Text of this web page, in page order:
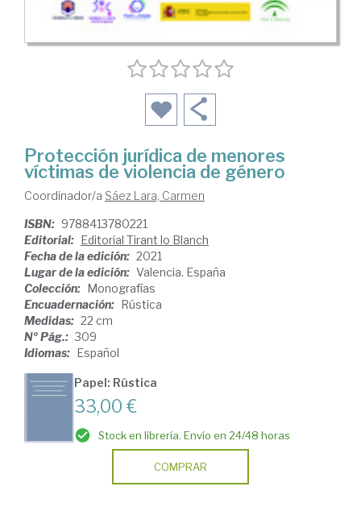
Protección jurídica de menores
víctimas de violencia de género
Coordinador/a Sáez Lara, Carmen
ISBN: 9788413780221
Editorial: Editorial Tirant lo Blanch
Fecha de la edición: 2021
Lugar de la edición: Valencia. España
Colección: Monografías
Encuadernación: Rústica
Medidas: 22 cm
Nº Pág.: 309
Idiomas: Español
Papel: Rústica
33,00 €
Stock en librería. Envío en 24/48 horas
COMPRAR